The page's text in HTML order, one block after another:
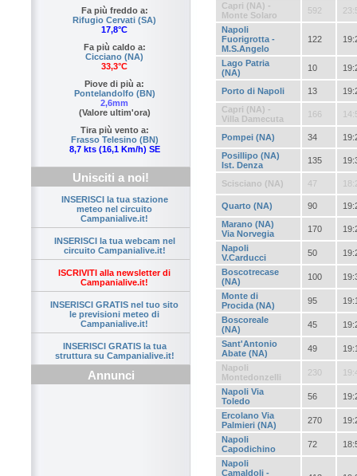
Fa più freddo a:
Rifugio Cervati (SA)
17,8°C
Fa più caldo a:
Cicciano (NA)
33,3°C
Piove di più a:
Pontelandolfo (BN)
2,6mm
(Valore ultim'ora)
Tira più vento a:
Frasso Telesino (BN)
8,7 kts (16,1 Km/h) SE
Unisciti a noi!
INSERISCI la tua stazione
meteo nel circuito
Campanialive.it!
INSERISCI la tua webcam nel
circuito Campanialive.it!
ISCRIVITI alla newsletter di
Campanialive.it!
INSERISCI GRATIS nel tuo sito
le previsioni meteo di
Campanialive.it!
INSERISCI GRATIS la tua
struttura su Campanialive.it!
Annunci
Capri (NA) -
Monte Solaro
592
Napoli
Fuorigrotta -
M.S.Angelo
122
Lago Patria
(NA)
10
Porto di Napoli 13
Capri (NA) -
Villa Damecuta
166
Pompei (NA) 34
Posillipo (NA)
Ist. Denza
135
Scisciano (NA) 47
Quarto (NA) 90
Marano (NA)
Via Norvegia
170
Napoli
V.Carducci
50
Boscotrecase
(NA)
100
Monte di
Procida (NA)
95
Boscoreale
(NA)
45
Sant'Antonio
Abate (NA)
49
Napoli
Montedonzelli
230
Napoli Via
Toledo
56
Ercolano Via
Palmieri (NA)
270
Napoli
Capodichino
72
Napoli
Camaldoli -